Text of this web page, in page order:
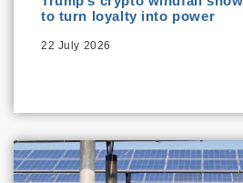
to turn loyalty into power
22 July 2026